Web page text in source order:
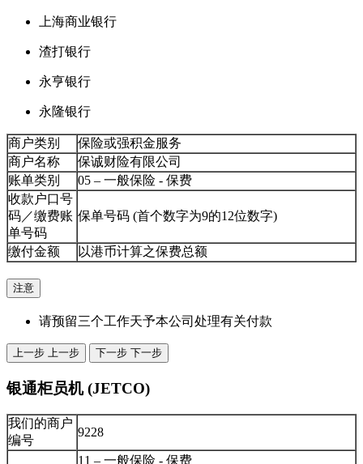
上海商业银行
渣打银行
永亨银行
永隆银行
商户类别
保险或强积金服务
商户名称
保诚财险有限公司
账单类别
05 – 一般保险 - 保费
收款户口号
码／缴费账
单号码
保单号码 (首个数字为9的12位数字)
缴付金额 以港币计算之保费总额
注意
请预留三个工作天予本公司处理有关付款
上一步 上一步 下一步 下一步
银通柜员机 (JETCO)
我们的商户
编号
9228
11 – 一般保险 - 保费